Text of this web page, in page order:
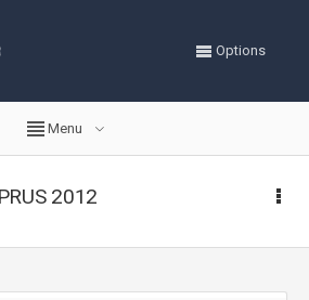
Options
Menu
2012